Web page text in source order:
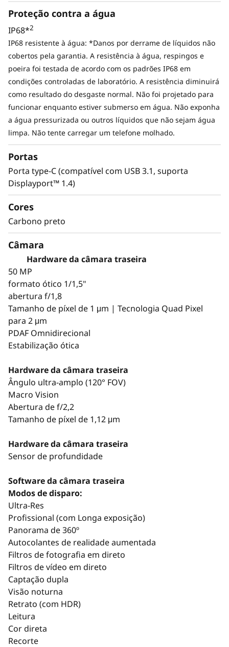
Proteção contra a água
IP68*2
IP68 resistente à água: *Danos por derrame de líquidos não
cobertos pela garantia. A resistência à água, respingos e
poeira foi testada de acordo com os padrões IP68 em
condições controladas de laboratório. A resistência diminuirá
como resultado do desgaste normal. Não foi projetado para
funcionar enquanto estiver submerso em água. Não exponha
a água pressurizada ou outros líquidos que não sejam água
limpa. Não tente carregar um telefone molhado.
Portas
Porta type-C (compatível com USB 3.1, suporta
Displayport™ 1.4)
Cores
Carbono preto
Câmara
Hardware da câmara traseira
50 MP
formato ótico 1/1,5"
abertura f/1,8
Tamanho de píxel de 1 μm | Tecnologia Quad Pixel
para 2 μm
PDAF Omnidirecional
Estabilização ótica
Hardware da câmara traseira
Ângulo ultra-amplo (120° FOV)
Macro Vision
Abertura de f/2,2
Tamanho de píxel de 1,12 μm
Hardware da câmara traseira
Sensor de profundidade
Software da câmara traseira
Modos de disparo:
Ultra-Res
Profissional (com Longa exposição)
Panorama de 360º
Autocolantes de realidade aumentada
Filtros de fotografia em direto
Filtros de vídeo em direto
Captação dupla
Visão noturna
Retrato (com HDR)
Leitura
Cor direta
Recorte